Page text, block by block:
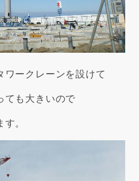
ワークレーンを設けて
ても大きいので
。